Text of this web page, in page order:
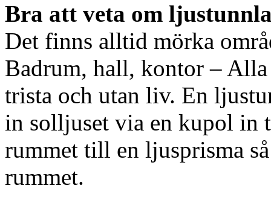
Bra att veta om
Det finns alltid mörka
Badrum, hall, kontor – Alla
trista och utan liv. En
in solljuset via en kupol in
rummet till en ljusprisma
rummet.